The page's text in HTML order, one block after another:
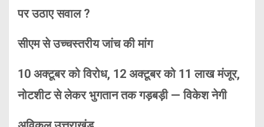
पर उठाए सवाल ?
सीएम से उच्चस्तरीय जांच की मांग
10 अक्टूबर को विरोध, 12 अक्टूबर को 11 लाख मंजूर,
नोटशीट से लेकर भुगतान तक गड़बड़ी — विकेश नेगी